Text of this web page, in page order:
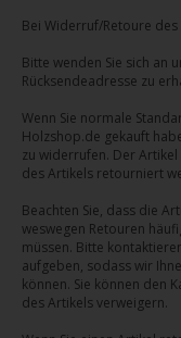
Bei Widerruf/Retoure
Bitte wenden Sie sich an
Rücksendeadresse zu
Wenn Sie normale
Holzshop.de gekauft
zu widerrufen. Der
des Artikels retourniert
Beachten Sie, dass die
weswegen Retouren
müssen. Bitte
aufgeben, sodass wir
können. Sie können den
des Artikels verweigern.